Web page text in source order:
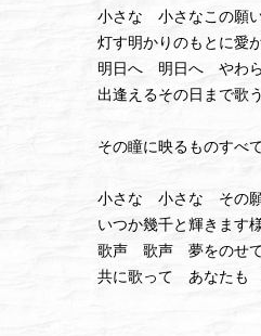
小さな 小さなこの願
灯す明かりのもとに愛
明日へ 明日へ やわ
出逢えるその日まで歌
その瞳に映るものすべ
小さな 小さな その
いつか幾千と輝きます
歌声 歌声 夢をのせ
共に歌って あなた